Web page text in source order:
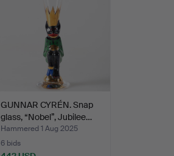
GUNNAR CYRÉN. Snap
glass, “Nobel”, Jubilee…
Hammered 1 Aug 2025
6 bids